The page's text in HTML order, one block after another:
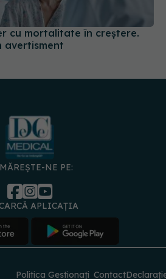
cu mortalitate în creștere.
avertisment
NE PE:
APLICAȚIA
Politica Gestionați Contact